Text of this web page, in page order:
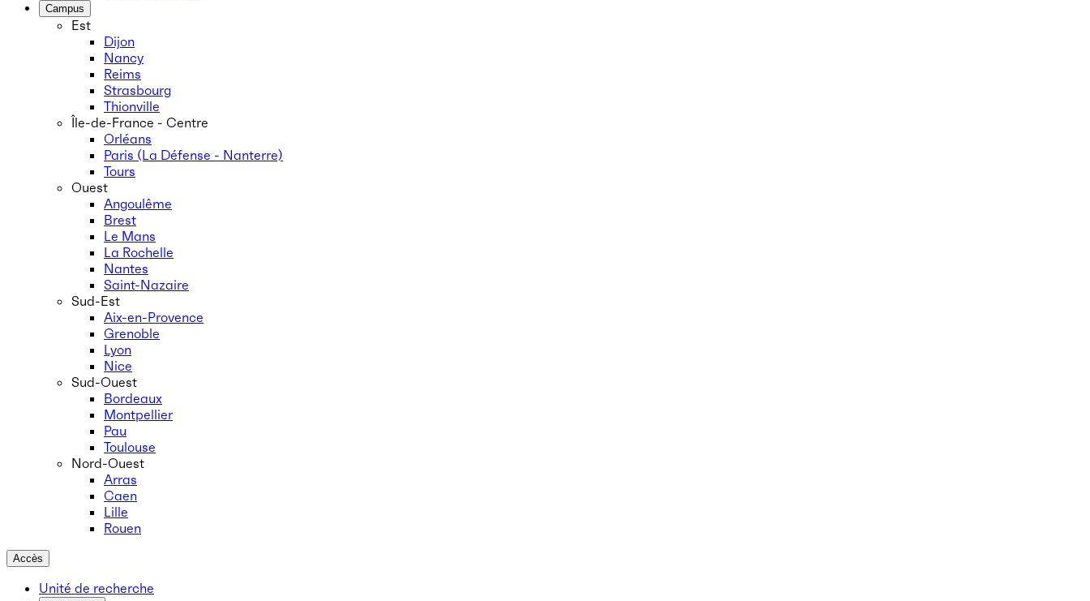
Campus
Est
Dijon
Nancy
Reims
Strasbourg
Thionville
Île-de-France - Centre
Orléans
Paris (La Défense - Nanterre)
Tours
Ouest
Angoulême
Brest
Le Mans
La Rochelle
Nantes
Saint-Nazaire
Sud-Est
Aix-en-Provence
Grenoble
Lyon
Nice
Sud-Ouest
Bordeaux
Montpellier
Pau
Toulouse
Nord-Ouest
Arras
Caen
Lille
Rouen
Accès
Unité de recherche